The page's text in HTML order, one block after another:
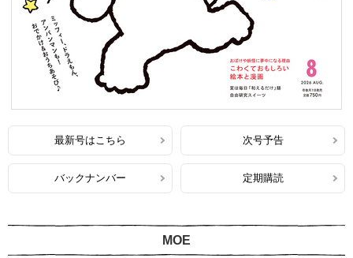
最新号はこちら 次号予告
バックナンバー 定期購読
MOE